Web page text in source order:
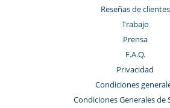
Reseñas de clientes
Trabajo
Prensa
F.A.Q.
Privacidad
Condiciones
Condiciones Generales de